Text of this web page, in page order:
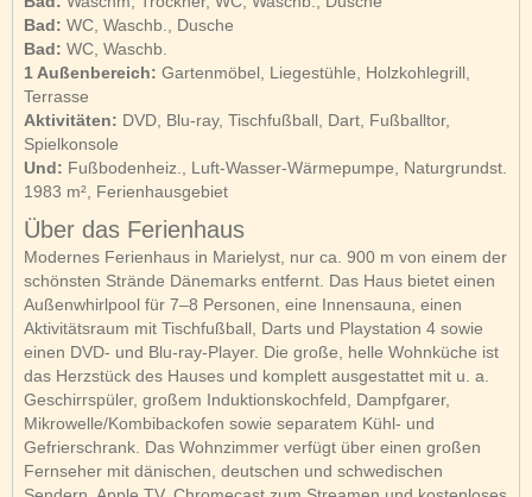
Bad: WC, Waschb., Dusche
Bad: WC, Waschb.
1 Außenbereich: Gartenmöbel, Liegestühle, Holzkohlegrill,
Terrasse
Aktivitäten: DVD, Blu-ray, Tischfußball, Dart, Fußballtor,
Spielkonsole
Und: Fußbodenheiz., Luft-Wasser-Wärmepumpe, Naturgrundst.
1983 m², Ferienhausgebiet
Über das Ferienhaus
Modernes Ferienhaus in Marielyst, nur ca. 900 m von einem der
schönsten Strände Dänemarks entfernt. Das Haus bietet einen
Außenwhirlpool für 7–8 Personen, eine Innensauna, einen
Aktivitätsraum mit Tischfußball, Darts und Playstation 4 sowie
einen DVD- und Blu-ray-Player. Die große, helle Wohnküche ist
das Herzstück des Hauses und komplett ausgestattet mit u. a.
Geschirrspüler, großem Induktionskochfeld, Dampfgarer,
Mikrowelle/Kombibackofen sowie separatem Kühl- und
Gefrierschrank. Das Wohnzimmer verfügt über einen großen
Fernseher mit dänischen, deutschen und schwedischen